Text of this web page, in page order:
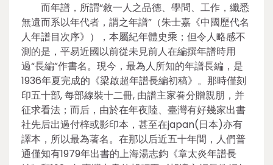
而年譜，所謂“敘一人之品德、學問、工作，纖悉
無遺而系以年代者，謂之年譜”（朱士嘉《中國歷代名
人年譜目次序》），本屬紀年體史乘；但令人略感不
測的是，平易近國以前從未見前人在編撰年譜時用
過“長編”作書名。現今，最為人所知的年譜長編，是
1936年夏完成的《梁啟超年譜長編初稿》。那時僅刻
印五十部, 每部線裝十二冊, 由譜主家眷分贈親朋，并
征求看法；而后，由於在年夜陸、臺灣有好幾家出書
社先后出過付梓或影印本，甚至在japan(日本)亦有
譯本，所以最為著名。在那以后近五十年間，人們普
通僅知有1979年出書的上海湯志鈞《章太炎年譜長